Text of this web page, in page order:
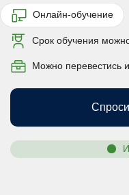
Онлайн-обучение
Срок обучения
Можно перевестись